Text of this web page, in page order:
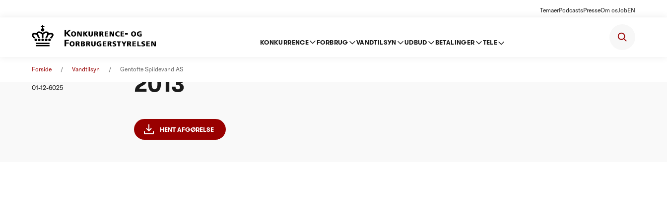
TemaerPodcastsPresseOm osJobEN
KONKURRENCE FORBRUG VANDTILSYN UDBUD BETALINGER TELE
Forside Vandtilsyn Gentofte Spildevand AS
01-12-6025
2013
HENT AFGØRELSE